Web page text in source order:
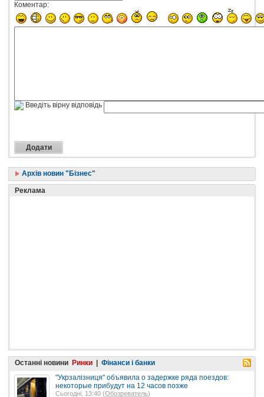
Коментар:
Введіть вірну відповідь
Архів новин "Бізнес"
Реклама
Останні новини Ринки
Фінанси і банки
"Укрзалізниця" объявила о задержке ряда поездов:
некоторые прибудут на 12 часов позже
Сьогодні, 13:40 (Обозреватель)